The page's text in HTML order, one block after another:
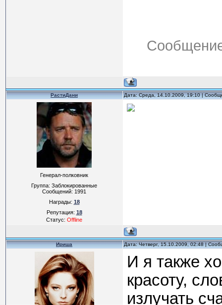
РастиДани Дата: Среда, 14.10.2009, 19:10 |
Генерал-полковник
Группа: Заблокированные
Сообщений:1991
Награды:18
Репутация:18
Статус:Offline
Ириша Дата: Четверг, 15.10.2009, 02:48 |
И я также
красоту,
излучать